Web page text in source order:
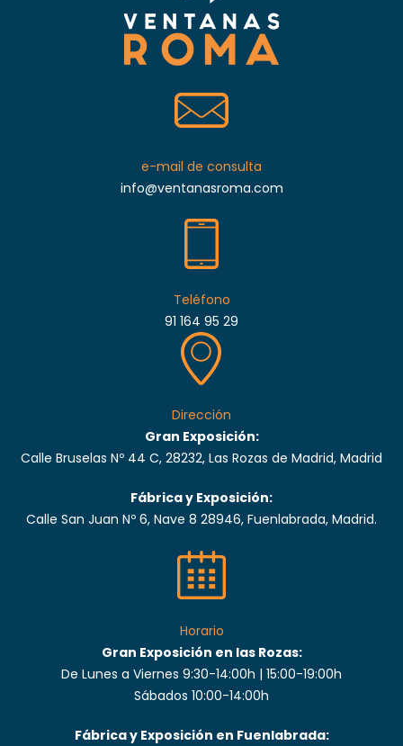
e-mail de consulta
info@ventanasroma.com
Teléfono
91 164 95 29
Dirección
Gran Exposición:
Calle Bruselas Nº 44 C, 28232, Las Rozas de Madrid, Madrid
Fábrica y Exposición:
Calle San Juan Nº 6, Nave 8 28946, Fuenlabrada, Madrid.
Horario
Gran Exposición en las Rozas:
De Lunes a Viernes 9:30-14:00h | 15:00-19:00h
Sábados 10:00-14:00h
Fábrica y Exposición en Fuenlabrada: